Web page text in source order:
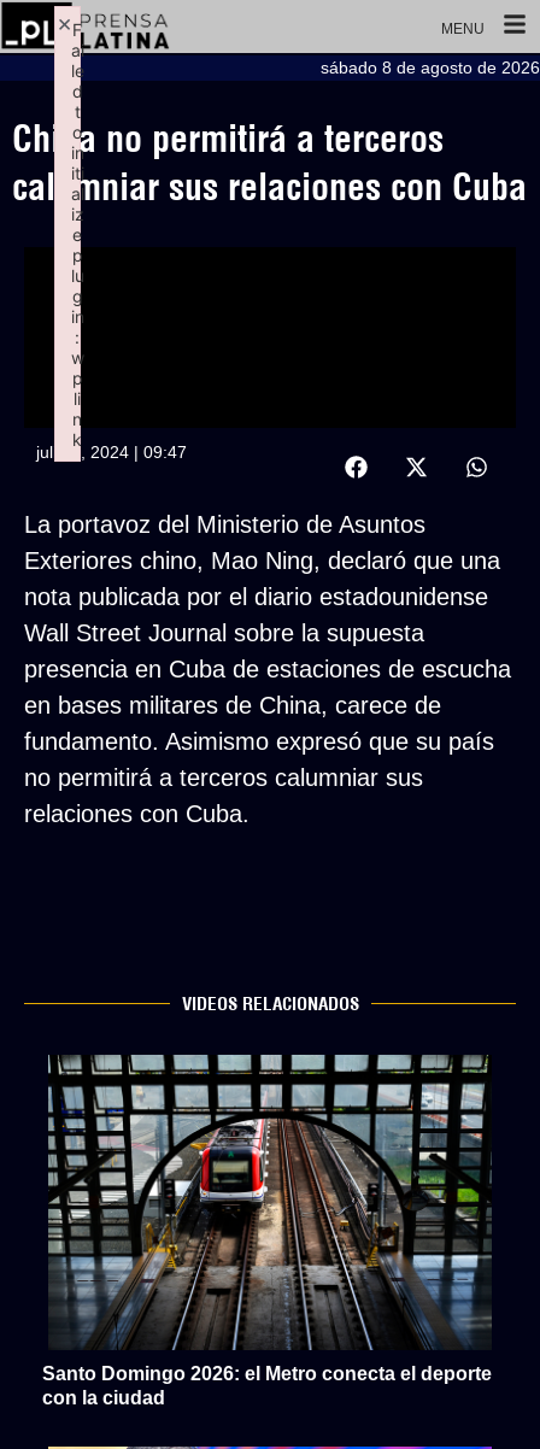
MENU
sábado 8 de agosto de 2026
China no permitirá a terceros
calumniar sus relaciones con Cuba
julio 3, 2024 | 09:47
La portavoz del Ministerio de Asuntos
Exteriores chino, Mao Ning, declaró que una
nota publicada por el diario estadounidense
Wall Street Journal sobre la supuesta
presencia en Cuba de estaciones de escucha
en bases militares de China, carece de
fundamento. Asimismo expresó que su país
no permitirá a terceros calumniar sus
relaciones con Cuba.
VIDEOS RELACIONADOS
Santo Domingo 2026: el Metro conecta el deporte
con la ciudad
F
ai
le
d
t
o
in
iti
al
iz
e
p
lu
g
in
:
w
p
li
n
k
×
Failed to initialize plugin: wplink